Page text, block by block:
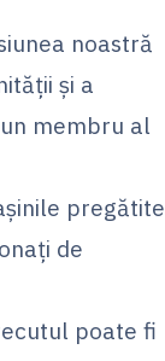
noastră
și a
membru al
pregătite
de
poate fi